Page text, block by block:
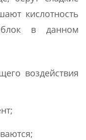
кислотность
в данном
воздействия